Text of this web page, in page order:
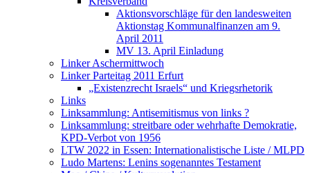
Aktionsvorschläge für den landesweiten
Aktionstag Kommunalfinanzen am 9.
April 2011
MV 13. April Einladung
Linker Aschermittwoch
Linker Parteitag 2011 Erfurt
„Existenzrecht Israels“ und Kriegsrhetorik
Links
Linksammlung: Antisemitismus von links ?
Linksammlung: streitbare oder wehrhafte Demokratie,
KPD-Verbot von 1956
LTW 2022 in Essen: Internationalistische Liste / MLPD
Ludo Martens: Lenins sogenanntes Testament